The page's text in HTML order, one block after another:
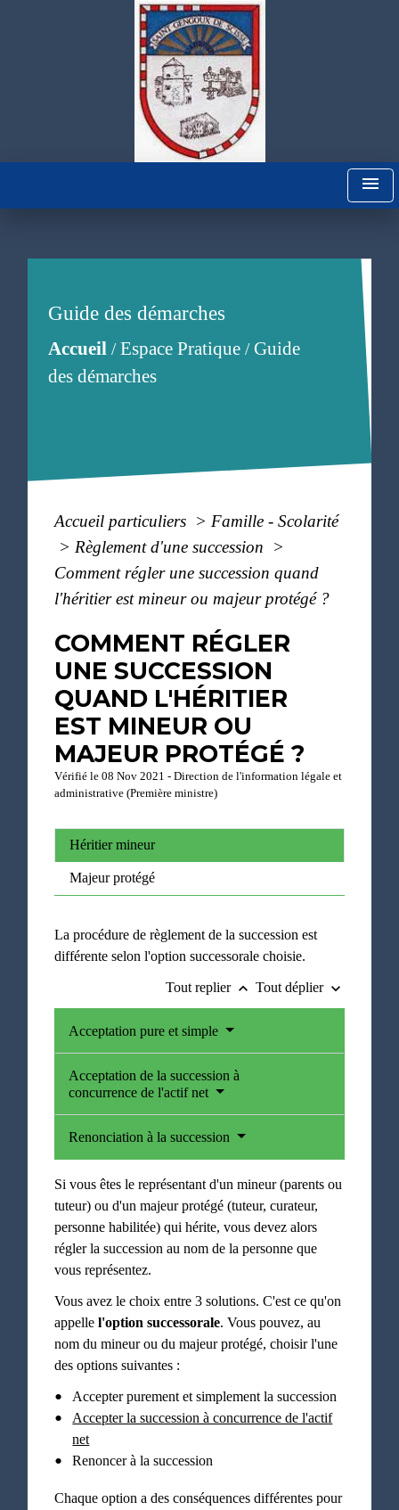
menu
Guide des démarches
Accueil/Espace Pratique/Guide
des démarches
Accueil particuliers > Famille - Scolarité
> Règlement d'une succession
>
Comment régler une succession quand
l'héritier est mineur ou majeur protégé ?
COMMENT RÉGLER
UNE SUCCESSION
QUAND L'HÉRITIER
EST MINEUR OU
MAJEUR PROTÉGÉ ?
Vérifié le 08 Nov 2021 - Direction de l'information légale et
administrative (Première ministre)
Héritier mineur
Majeur protégé
La procédure de règlement de la succession est
différente selon l'option successorale choisie.
Tout replier keyboard_arrow_up Tout déplier keyboard_arrow_down
Acceptation pure et simple
Acceptation de la succession à
concurrence de l'actif net
Renonciation à la succession
Si vous êtes le représentant d'un mineur (parents ou
tuteur) ou d'un majeur protégé (tuteur, curateur,
personne habilitée) qui hérite, vous devez alors
régler la succession au nom de la personne que
vous représentez.
Vous avez le choix entre 3 solutions. C'est ce qu'on
appellel'option successorale. Vous pouvez, au
nom du mineur ou du majeur protégé, choisir l'une
des options suivantes :
Accepter purement et simplement la succession
Accepter la succession à concurrence de l'actif
net
Renoncer à la succession
Chaque option a des conséquences différentes pour